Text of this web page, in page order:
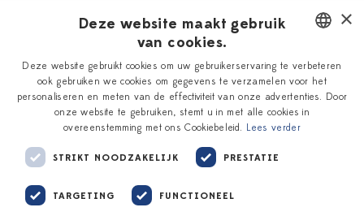
Verhaal
Onze plateelschilders
Delfts Blauw
Workshops
Vacatures
Zakelijk
DUTCH
ENGLISH
×
Deze website maakt gebruik
van cookies.
Deze website gebruikt cookies om uw gebruikerservaring te verbeteren
ook gebruiken we cookies om gegevens te verzamelen voor het
personaliseren en meten van de effectiviteit van onze advertenties. Door
onze website te gebruiken, stemt u in met alle cookies in
overeenstemming met ons Cookiebeleid. Lees verder
STRIKT NOODZAKELIJK PRESTATIE
TARGETING FUNCTIONEEL